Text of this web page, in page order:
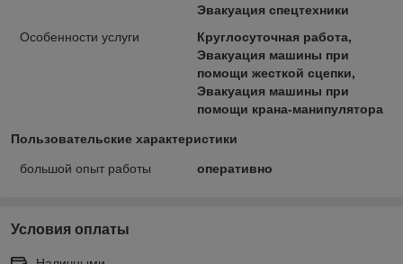
Эвакуация спецтехники
Особенности услуги
Круглосуточная работа,
Эвакуация машины при
помощи жесткой сцепки,
Эвакуация машины при
помощи крана-манипулятора
Пользовательские характеристики
большой опыт работы оперативно
Условия оплаты